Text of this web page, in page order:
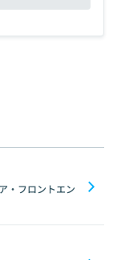
・フロントエン